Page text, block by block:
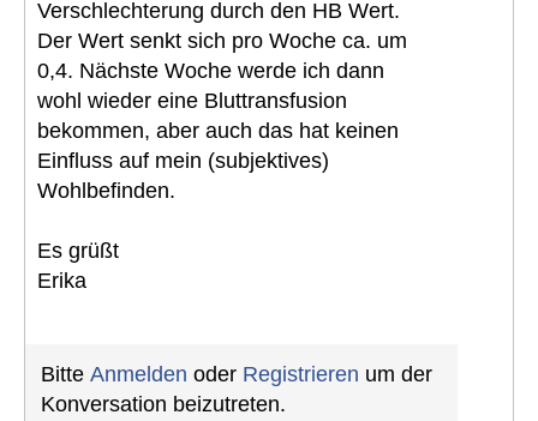
Verschlechterung durch den HB Wert.
Der Wert senkt sich pro Woche ca. um
0,4. Nächste Woche werde ich dann
wohl wieder eine Bluttransfusion
bekommen, aber auch das hat keinen
Einfluss auf mein (subjektives)
Wohlbefinden.
Es grüßt
Erika
Bitte Anmelden oder Registrieren um der
Konversation beizutreten.